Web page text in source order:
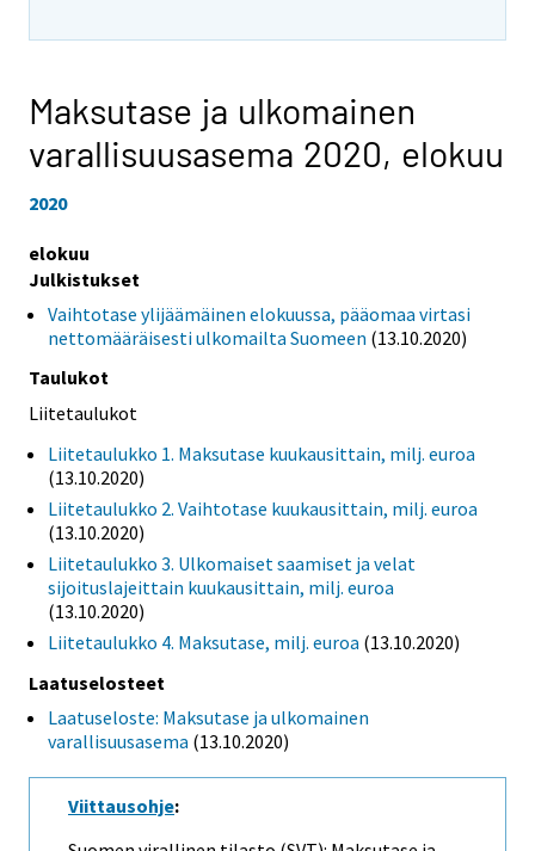
Maksutase ja ulkomainen
varallisuusasema 2020, elokuu
2020
elokuu
Julkistukset
Vaihtotase ylijäämäinen elokuussa, pääomaa virtasi
nettomääräisesti ulkomailta Suomeen (13.10.2020)
Taulukot
Liitetaulukot
Liitetaulukko 1. Maksutase kuukausittain, milj. euroa
(13.10.2020)
Liitetaulukko 2. Vaihtotase kuukausittain, milj. euroa
(13.10.2020)
Liitetaulukko 3. Ulkomaiset saamiset ja velat
sijoituslajeittain kuukausittain, milj. euroa
(13.10.2020)
Liitetaulukko 4. Maksutase, milj. euroa (13.10.2020)
Laatuselosteet
Laatuseloste: Maksutase ja ulkomainen
varallisuusasema (13.10.2020)
Viittausohje: